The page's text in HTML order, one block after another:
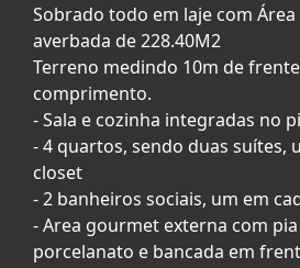
Sobrado todo em laje com
averbada de 228.40M2
Terreno medindo 10m de
comprimento.
- Sala e cozinha integradas no
- 4 quartos, sendo duas suítes,
closet
- 2 banheiros sociais, um em
- Area gourmet externa com
porcelanato e bancada em